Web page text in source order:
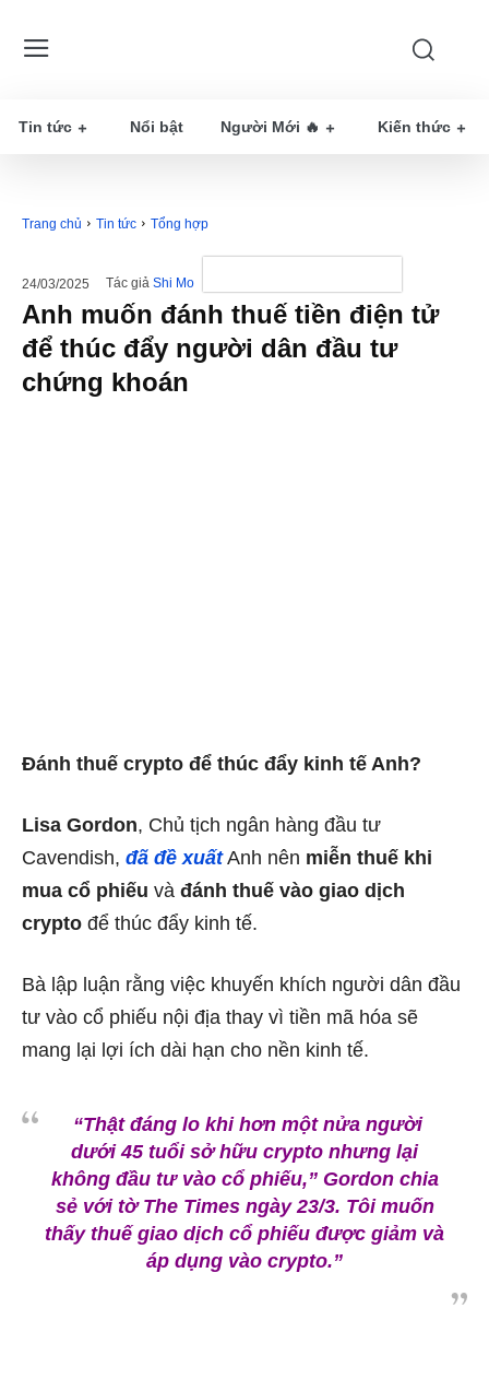
Tin tức Nổi bật Người Mới 🔥 Kiến thức
Trang chủ Tin tức Tổng hợp
24/03/2025 Tác giả Shi Mo
Anh muốn đánh thuế tiền điện tử
để thúc đẩy người dân đầu tư
chứng khoán
Đánh thuế crypto để thúc đẩy kinh tế Anh?
Lisa Gordon, Chủ tịch ngân hàng đầu tư
Cavendish, đã đề xuấtAnh nên miễn thuế khi
mua cổ phiếu và đánh thuế vào giao dịch
crypto để thúc đẩy kinh tế.
Bà lập luận rằng việc khuyến khích người dân đầu
tư vào cổ phiếu nội địa thay vì tiền mã hóa sẽ
mang lại lợi ích dài hạn cho nền kinh tế.
“Thật đáng lo khi hơn một nửa người
dưới 45 tuổi sở hữu crypto nhưng lại
không đầu tư vào cổ phiếu,” Gordon chia
sẻ với tờ The Times ngày 23/3. Tôi muốn
thấy thuế giao dịch cổ phiếu được giảm và
áp dụng vào crypto.”